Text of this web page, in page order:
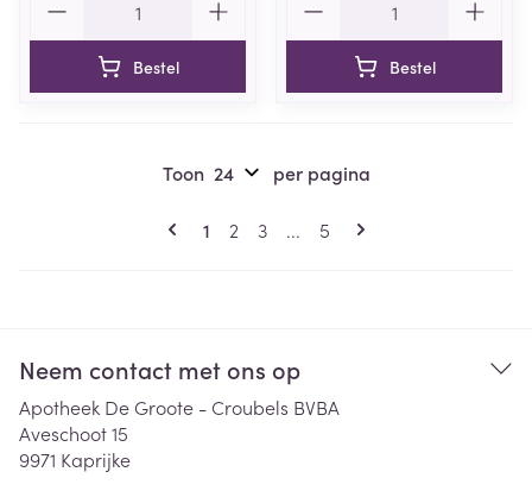
Bestel Bestel
Pagina's
U lees momenteel pagina
1 Pagina
2 Pagina
3 ... Pagina
5
Toon per pagina
Neem contact met ons op
Apotheek De Groote - Croubels BVBA
Aveschoot 15
9971 Kaprijke